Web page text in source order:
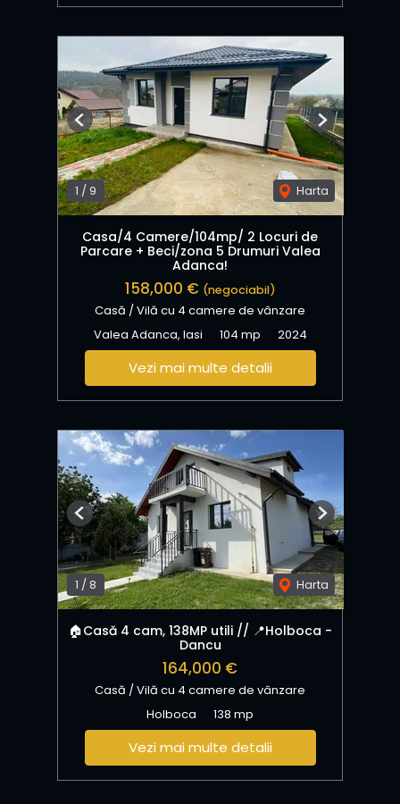
1 / 9 Harta
Previous Next
Casa/4 Camere/104mp/ 2 Locuri de
Parcare + Beci/zona 5 Drumuri Valea
Adanca!
158,000 € (negociabil)
Casă / Vilă cu 4 camere de vânzare
Valea Adanca, Iasi
104 mp 2024
Vezi mai multe detalii
1 /8 Harta
Previous Next
🏠Casă 4 cam, 138MP utili // 📍Holboca -
Dancu
164,000 €
Casă / Vilă cu 4 camere de vânzare
Holboca
138 mp
Vezi mai multe detalii